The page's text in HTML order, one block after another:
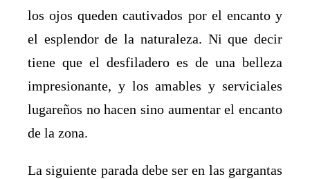
los ojos queden cautivados por el encanto y
el esplendor de la naturaleza. Ni que decir
tiene que el desfiladero es de una belleza
impresionante, y los amables y serviciales
lugareños no hacen sino aumentar el encanto
de la zona.
La siguiente parada debe ser en las gargantas